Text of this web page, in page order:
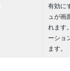
有効に
ュが画
れます
ーショ
ます。